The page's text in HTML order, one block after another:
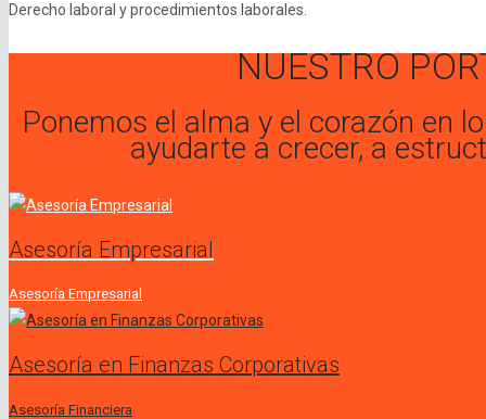
Derecho laboral y procedimientos laborales.
NUESTRO
Ponemos el alma y el corazón en
ayudarte a crecer, a
Asesoría Empresarial
Asesoría Empresarial
Asesoría en Finanzas Corporativas
Asesoría Financiera